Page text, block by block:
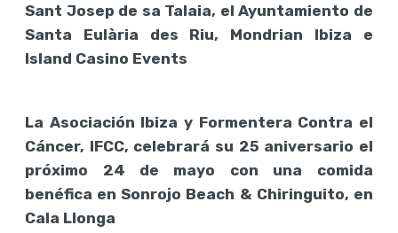
Sant Josep de sa Talaia, el Ayuntamiento de
Santa Eulària des Riu, Mondrian Ibiza e
Island Casino Events
La Asociación Ibiza y Formentera Contra el
Cáncer, IFCC, celebrará su 25 aniversario el
próximo 24 de mayo con una comida
benéfica en Sonrojo Beach & Chiringuito, en
Cala Llonga